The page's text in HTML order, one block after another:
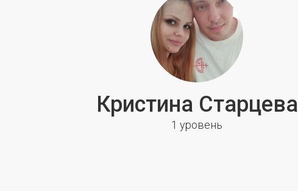
Кристина Старцева
1 уровень